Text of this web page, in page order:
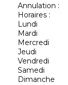
Annulation :
Horaires :
Lundi
Mardi
Mercredi
Jeudi
Vendredi
Samedi
Dimanche